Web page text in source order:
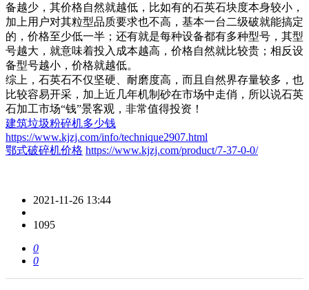
备越少，其价格自然就越低，比如有的石英石块度本身较小，
加上用户对其粒型品质要求也不高，基本一台二级破就能搞定
的，价格至少低一半；还有就是每种设备都有多种型号，其型
号越大，就意味着投入成本越高，价格自然就比较贵；相反设
备型号越小，价格就越低。
综上，石英石不仅坚硬、耐磨度高，而且自然界存量较多，也
比较容易开采，加上近几年机制砂在市场中走俏，所以说石英
石加工市场“钱”景客观，非常值得投资！
建筑垃圾粉碎机多少钱
https://www.kjzj.com/info/technique2907.html
鄂式破碎机价格 https://www.kjzj.com/product/7-37-0-0/
2021-11-26 13:44
1095
0
0